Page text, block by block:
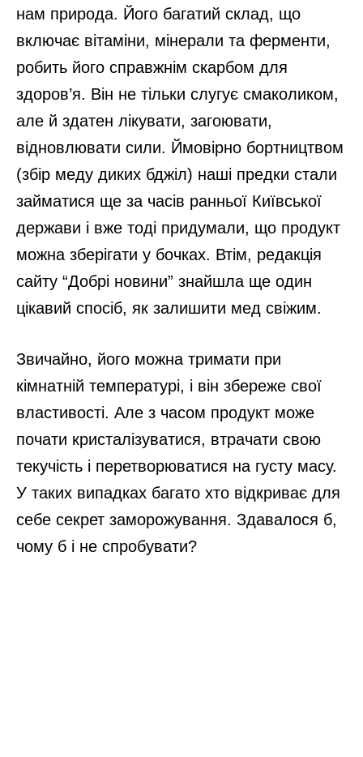
нам природа. Його багатий склад, що
включає вітаміни, мінерали та ферменти,
робить його справжнім скарбом для
здоров’я. Він не тільки слугує смаколиком,
але й здатен лікувати, загоювати,
відновлювати сили. Ймовірно бортництвом
(збір меду диких бджіл) наші предки стали
займатися ще за часів ранньої Київської
держави і вже тоді придумали, що продукт
можна зберігати у бочках. Втім, редакція
сайту “Добрі новини” знайшла ще один
цікавий спосіб, як залишити мед свіжим.
Звичайно, його можна тримати при
кімнатній температурі, і він збереже свої
властивості. Але з часом продукт може
почати кристалізуватися, втрачати свою
текучість і перетворюватися на густу масу.
У таких випадках багато хто відкриває для
себе секрет заморожування. Здавалося б,
чому б і не спробувати?